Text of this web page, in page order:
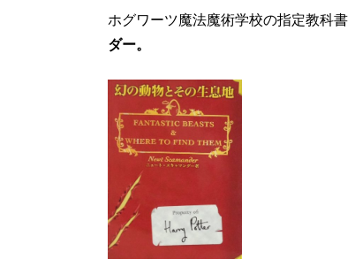
ホグワーツ魔法魔術学校の指定教科書
ダー。